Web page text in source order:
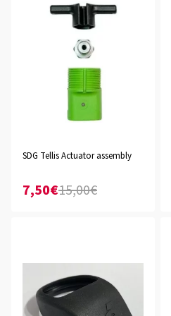
SDG Tellis Actuator assembly
7,50€15,00€